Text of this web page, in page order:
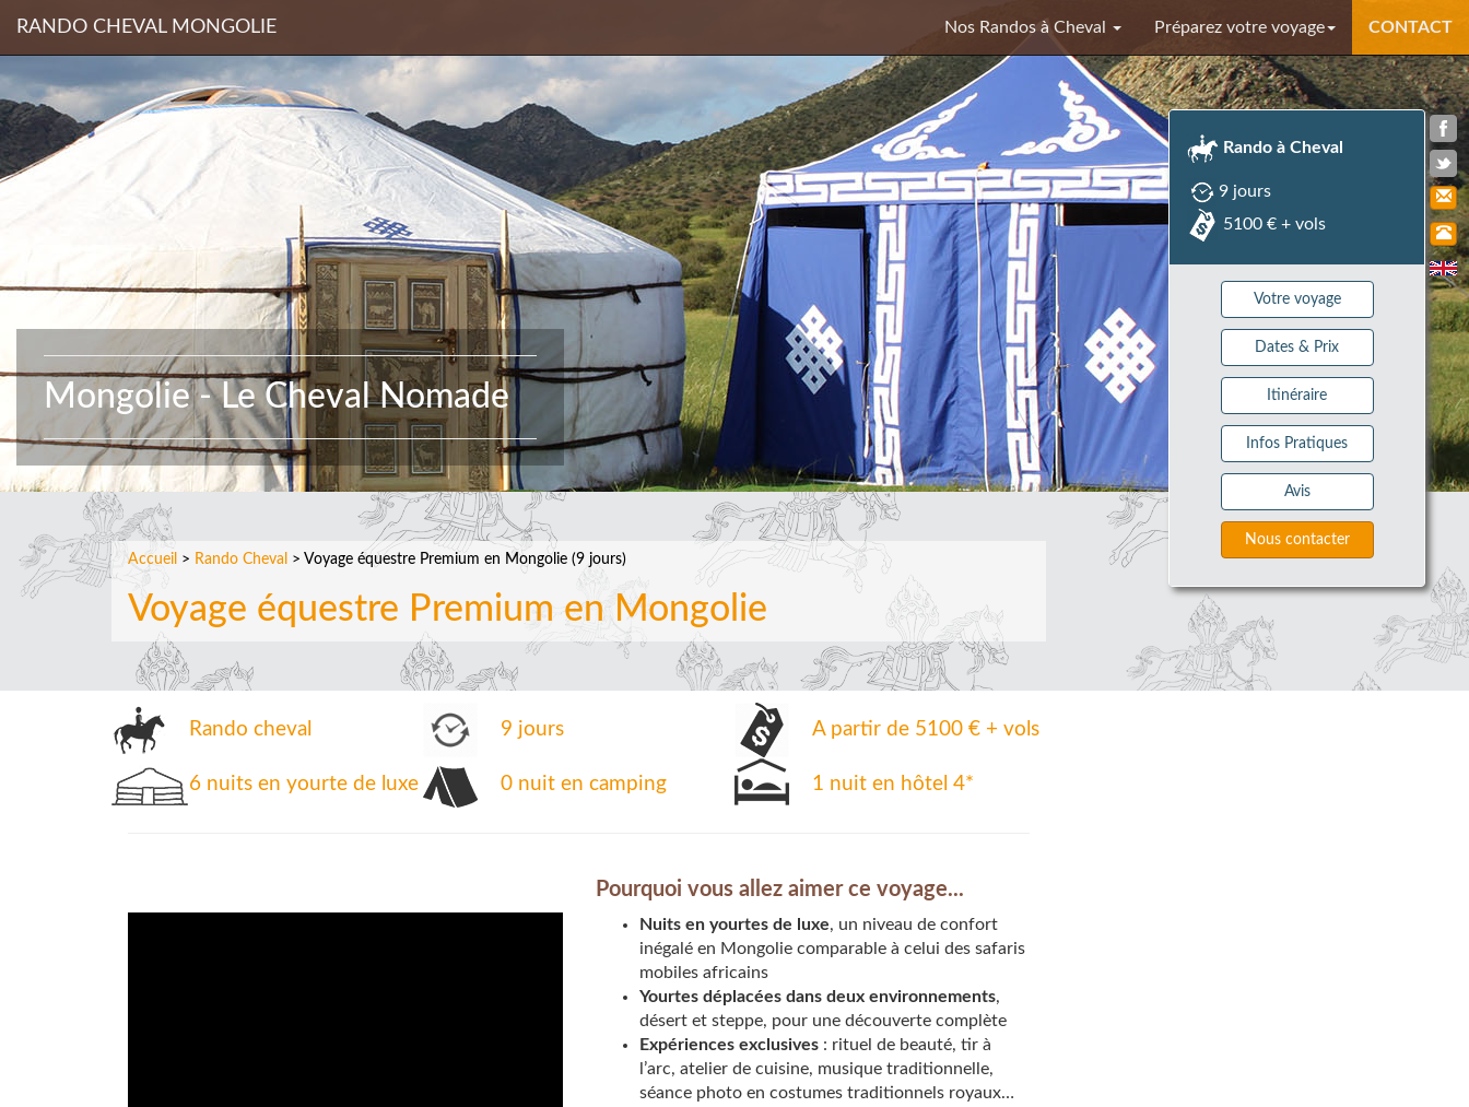
RANDO CHEVAL MONGOLIE Nos Randos à Cheval Préparez votre voyage CONTACT
Mongolie - Le Cheval Nomade
Accueil > Rando Cheval > Voyage équestre Premium en Mongolie (9 jours)
Voyage équestre Premium en Mongolie
Rando cheval 9 jours A partir de 5100 € + vols
6 nuits en yourte de luxe 0 nuit en camping 1 nuit en hôtel 4*
Pourquoi vous allez aimer ce voyage...
Nuits en yourtes de luxe, un niveau de confort
inégalé en Mongolie comparable à celui des safaris
mobiles africains
Yourtes déplacées dans deux environnements,
désert et steppe, pour une découverte complète
Expériences exclusives: rituel de beauté, tir à
l’arc, atelier de cuisine, musique traditionnelle,
séance photo en costumes traditionnels royaux…
Rando à Cheval
9 jours
5100 € + vols
Votre voyage
Dates & Prix
Itinéraire
Infos Pratiques
Avis
Nous contacter